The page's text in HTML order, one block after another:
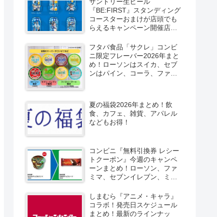
『BE:FIRST』スタンディング
コースターおまけが店頭でも
らえるキャンペーン開催店は
定で6種類！見分け方！セブ
ン、ファミマ、ローソン、デ
イリーヤマザキ、ミニストッ
プなどで！クーラーバッグ
フタバ食品「サクレ」コンビ
ニ限定フレーバー2026年まと
め！ローソンはスイカ、セブ
ンはパイン、コーラ、ファミ
夏の福袋2026年まとめ！飲
食、カフェ、雑貨、アパレル
などもお得！
コンビニ『無料引換券 レシー
トクーポン』今週のキャンペ
ーンまとめ！ローソン、ファ
ミマ、セブンイレブン、ミニ
しまむら『アニメ・キャラ』
コラボ！発売日スケジュール
まとめ！最新のラインナッ